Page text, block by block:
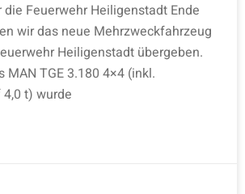
Feuerwehr Heiligenstadt Ende
wir das neue Mehrzweckfahrzeug
Heiligenstadt übergeben.
MAN TGE 3.180 4×4 (inkl.
t) wurde